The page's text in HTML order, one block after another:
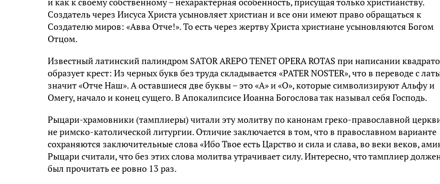
Создатель через Иисуса Христа усыновляет христиан и все они имеют право обращаться к
Создателю миров: «Авва Отче!». То есть через жертву Христа христиане усыновляются Богом
Отцом.
Известный латинский палиндром SATOR AREPO TENET OPERA ROTAS при написании
образует крест: Из черных букв без труда складывается «PATER NOSTER», что в переводе с
значит «Отче Наш». А оставшиеся две буквы – это «А» и «О», которые символизируют Альфу и
Омегу, начало и конец сущего. В Апокалипсисе Иоанна Богослова так называл себя Господь.
Рыцари-храмовники (тамплиеры) читали эту молитву по канонам греко-православной
не римско-католической литургии. Отличие заключается в том, что в православном варианте
сохраняются заключительные слова «Ибо Твое есть Царство и сила и слава, во веки веков,
Рыцари считали, что без этих слова молитва утрачивает силу. Интересно, что тамплиер
был прочитать ее ровно 13 раз.